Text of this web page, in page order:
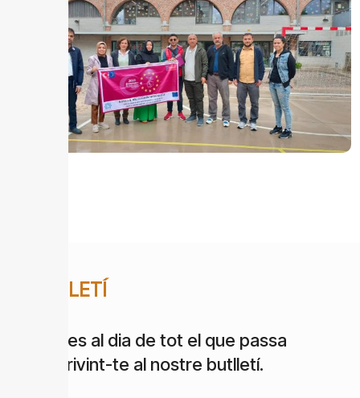
BUTLLETÍ
Estigues al dia de tot el que passa
subscrivint-te al nostre butlletí.